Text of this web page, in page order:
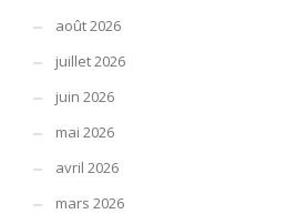
Bougies-bioexistent depuis de
apaisement et un bien-être relaxant
chaleureux.
bougies qui possèdent de
cire de soja possède de nombreuses
août 2026
juillet 2026
juin 2026
mai 2026
avril 2026
mars 2026